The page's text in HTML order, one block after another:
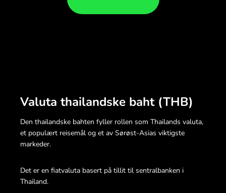
Valuta thailandske baht (THB)
Den thailandske bahten fyller rollen som Thailands valuta,
et populært reisemål og et av Sørøst-Asias viktigste
markeder.
Det er en fiatvaluta basert på tillit til sentralbanken i
Thailand.